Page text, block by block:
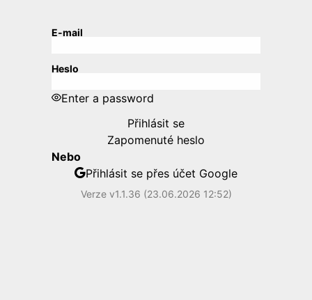
E-mail
Heslo
Enter a password
Zapomenuté heslo
Přihlásit se
Nebo
Přihlásit se přes účet Google
Verze v1.1.36 (23.06.2026 12:52)